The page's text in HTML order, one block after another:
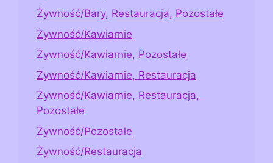
Żywność/Bary, Restauracja, Pozostałe
Żywność/Kawiarnie
Żywność/Kawiarnie, Pozostałe
Żywność/Kawiarnie, Restauracja
Żywność/Kawiarnie, Restauracja,
Pozostałe
Żywność/Pozostałe
Żywność/Restauracja